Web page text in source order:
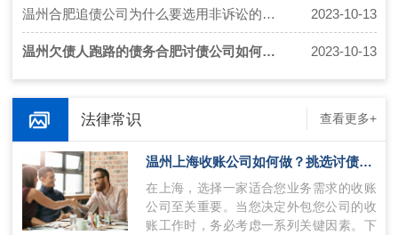
温州合肥追债公司为什么要选用非诉讼的催收方法？ 2023-10-13
温州欠债人跑路的债务合肥讨债公司如何追回欠款？ 2023-10-13
法律常识 查看更多+
温州上海收账公司如何做？挑选讨债的公司技巧
在上海，选择一家适合您业务需求的收账
公司至关重要。当您决定外包您公司的收
账工作时，务必考虑一系列关键因素。下